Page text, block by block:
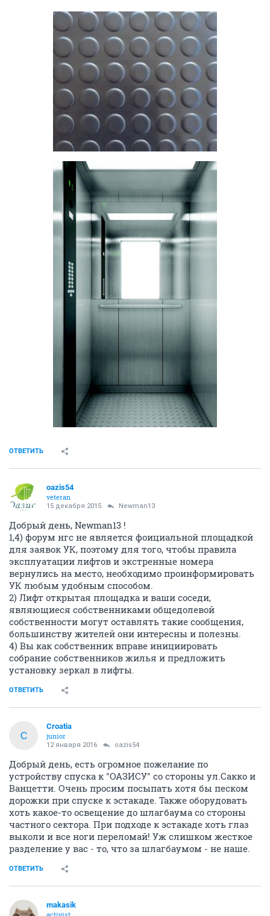
ОТВЕТИТЬ
oazis54
veteran
15 декабря 2015 Newman13
Добрый день, Newman13 !
1,4) форум нгс не является фоициальной площадкой
для заявок УК, поэтому для того, чтобы правила
эксплуатации лифтов и экстренные номера
вернулись на место, необходимо проинформировать
УК любым удобным способом.
2) Лифт открытая площадка и ваши соседи,
являющиеся собственниками общедолевой
собственности могут оставлять такие сообщения,
большинству жителей они интересны и полезны.
4) Вы как собственник вправе инициировать
собрание собственников жилья и предложить
установку зеркал в лифты.
ОТВЕТИТЬ
C
Croatia
junior
12 января 2016 oazis54
Добрый день, есть огромное пожелание по
устройству спуска к "ОАЗИСУ" со стороны ул.Сакко и
Ванцетти. Очень просим посыпать хотя бы песком
дорожки при спуске к эстакаде. Также оборудовать
хоть какое-то освещение до шлагбаума со стороны
частного сектора. При подходе к эстакаде хоть глаз
выколи и все ноги переломай! Уж слишком жесткое
разделение у вас - то, что за шлагбаумом - не наше.
ОТВЕТИТЬ
makasik